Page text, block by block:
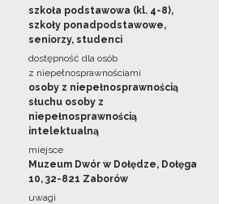
szkoła podstawowa (kl. 4-8),
szkoły ponadpodstawowe,
seniorzy, studenci
dostępność dla osób
z niepełnosprawnościami
osoby z niepełnosprawnością
słuchu osoby z
niepełnosprawnością
intelektualną
miejsce
Muzeum Dwór w Dołędze, Dołęga
10, 32-821 Zaborów
uwagi